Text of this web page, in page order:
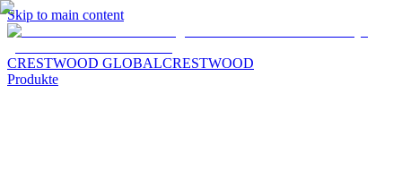
Skip to main content
CRESTWOOD GLOBALCRESTWOOD
Produkte